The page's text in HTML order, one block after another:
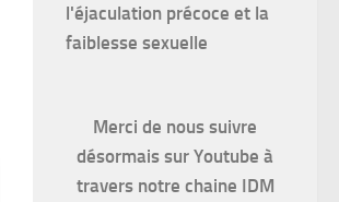
l'éjaculation précoce et la
faiblesse sexuelle
Merci de nous suivre
désormais sur Youtube à
travers notre chaine IDM